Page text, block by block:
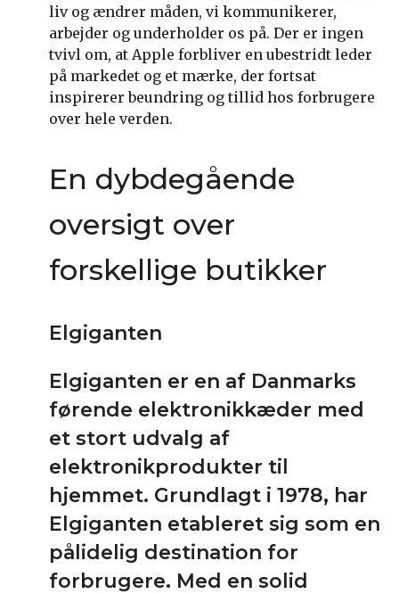
liv og ændrer måden, vi kommunikerer,
arbejder og underholder os på. Der er ingen
tvivl om, at Apple forbliver en ubestridt leder
på markedet og et mærke, der fortsat
inspirerer beundring og tillid hos forbrugere
over hele verden.
En dybdegående
oversigt over
forskellige butikker
Elgiganten
Elgiganten er en af Danmarks
førende elektronikkæder med
et stort udvalg af
elektronikprodukter til
hjemmet. Grundlagt i 1978, har
Elgiganten etableret sig som en
pålidelig destination for
forbrugere. Med en solid